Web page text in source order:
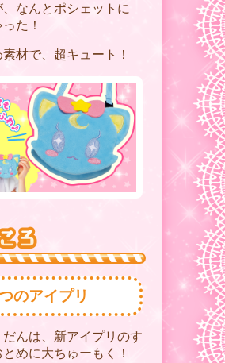
、なんとポシェットに
た！
材で、超キュート！
のアイプリ
だんは、新アイプリのす
めに大ちゅーもく！